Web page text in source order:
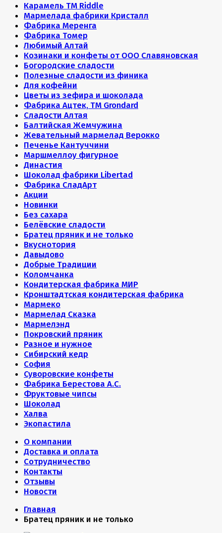
Карамель ТМ Riddle
Мармелада фабрики Кристалл
Фабрика Меренга
Фабрика Томер
Любимый Алтай
Козинаки и конфеты от ООО Славяновская
Богородские сладости
Полезные сладости из финика
Для кофейни
Цветы из зефира и шоколада
Фабрика Ацтек, ТМ Grondard
Сладости Алтая
Балтийская Жемчужина
Жевательный мармелад Верокко
Печенье Кантуччини
Маршмеллоу фигурное
Династия
Шоколад фабрики Libertad
Фабрика СладАрт
Акции
Новинки
Без сахара
Белёвские сладости
Братец пряник и не только
Вкуснотория
Давыдово
Добрые Традиции
Коломчанка
Кондитерская фабрика МИР
Кронштадтская кондитерская фабрика
Мармеко
Мармелад Сказка
Мармелэнд
Покровский пряник
Разное и нужное
Сибирский кедр
София
Суворовские конфеты
Фабрика Берестова А.С.
Фруктовые чипсы
Шоколад
Халва
Экопастила
О компании
Доставка и оплата
Сотрудничество
Контакты
Отзывы
Новости
Главная
Братец пряник и не только